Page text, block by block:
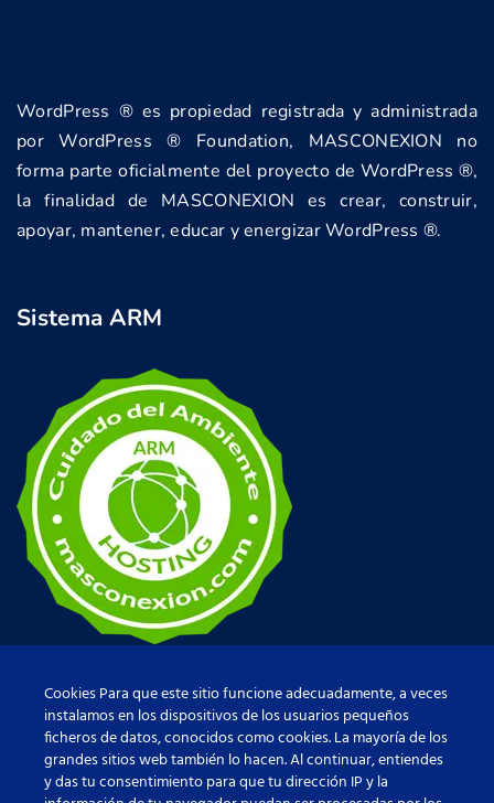
WordPress ® es propiedad registrada y administrada
por WordPress ® Foundation, MASCONEXION no
forma parte oficialmente del proyecto de WordPress ®,
la finalidad de MASCONEXION es crear, construir,
apoyar, mantener, educar y energizar WordPress ®.
Sistema ARM
Cookies Para que este sitio funcione adecuadamente, a veces
instalamos en los dispositivos de los usuarios pequeños
ficheros de datos, conocidos como cookies. La mayoría de los
grandes sitios web también lo hacen. Al continuar, entiendes
y das tu consentimiento para que tu dirección IP y la